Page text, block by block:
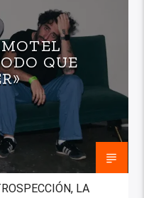
QUE
LA